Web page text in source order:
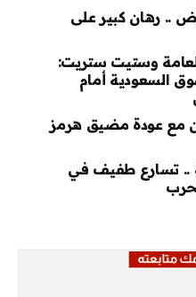
.. رهان كبير على
وستيت ستريت:
السعودية أمام
مع عودة مضيق هرمز
.. تسارع طفيف في